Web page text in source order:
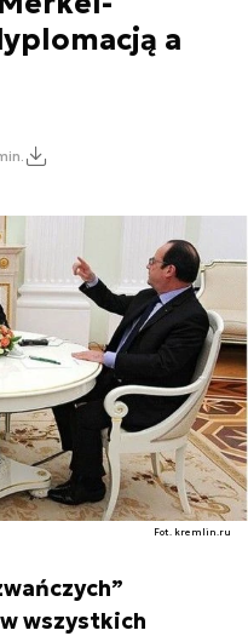
a
Fot. kremlin.ru
wszystkich